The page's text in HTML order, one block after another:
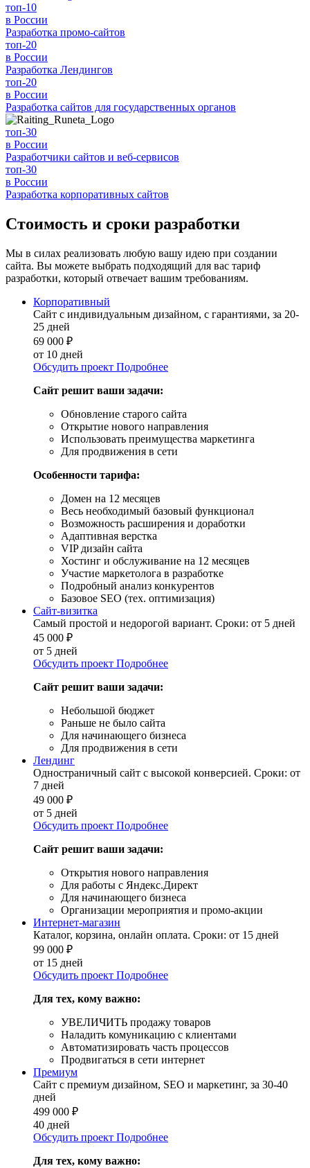
топ-10
в России
Разработка промо-сайтов
топ-20
в России
Разработка Лендингов
топ-20
в России
Разработка сайтов для государственных органов
топ-30
в России
Разработчики сайтов и веб-сервисов
топ-30
в России
Разработка корпоративных сайтов
Стоимость и сроки разработки
Мы в силах реализовать любую вашу идею при создании
сайта. Вы можете выбрать подходящий для вас тариф
разработки, который отвечает вашим требованиям.
Корпоративный
Сайт с индивидуальным дизайном, с гарантиями, за 20-
25 дней
69 000 ₽
от 10 дней
Обсудить проект Подробнее
Сайт решит ваши задачи:
Обновление старого сайта
Открытие нового направления
Использовать преимущества маркетинга
Для продвижения в сети
Особенности тарифа:
Домен на 12 месяцев
Весь необходимый базовый функционал
Возможность расширения и доработки
Адаптивная верстка
VIP дизайн сайта
Хостинг и обслуживание на 12 месяцев
Участие маркетолога в разработке
Подробный анализ конкурентов
Базовое SEO (тех. оптимизация)
Сайт-визитка
Самый простой и недорогой вариант. Сроки: от 5 дней
45 000 ₽
от 5 дней
Обсудить проект Подробнее
Сайт решит ваши задачи:
Небольшой бюджет
Раньше не было сайта
Для начинающего бизнеса
Для продвижения в сети
Лендинг
Одностраничный сайт с высокой конверсией. Сроки: от
7 дней
49 000 ₽
от 5 дней
Обсудить проект Подробнее
Сайт решит ваши задачи:
Открытия нового направления
Для работы с Яндекс.Директ
Для начинающего бизнеса
Организации мероприятия и промо-акции
Интернет-магазин
Каталог, корзина, онлайн оплата. Сроки: от 15 дней
99 000 ₽
от 15 дней
Обсудить проект Подробнее
Для тех, кому важно:
УВЕЛИЧИТЬ продажу товаров
Наладить комуникацию с клиентами
Автоматизировать часть процессов
Продвигаться в сети интернет
Премиум
Сайт с премиум дизайном, SEO и маркетинг, за 30-40
дней
499 000 ₽
40 дней
Обсудить проект Подробнее
Для тех, кому важно: